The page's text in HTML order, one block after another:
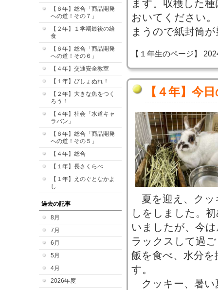
【６年】総合「商品開発
への道！その７」
【２年】１学期最後の給
食
【６年】総合「商品開発
への道！その６」
【４年】交通安全教室
【１年】びしょぬれ！
【２年】大きな魚をつく
ろう！
【４年】社会「水道キャ
ラバン」
【６年】総合「商品開発
への道！その５」
【４年】総合
【１年】長さくらべ
【１年】えのぐとなかよ
し
過去の記事
8月
7月
6月
5月
4月
2026年度
ます。収穫した
おいてください
まうので紙封筒
【１年生のページ】
【４年】今
夏を迎え、クッ
しをしました。
いましたが、今
ラックスして過
飯を食べ、水分
す。
クッキー、暑い